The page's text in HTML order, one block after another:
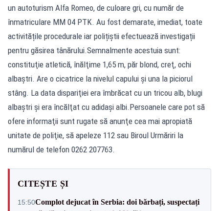
un autoturism Alfa Romeo, de culoare gri, cu număr de
înmatriculare MM 04 PTK. Au fost demarate, imediat, toate
activitățile procedurale iar polițiștii efectuează investigații
pentru găsirea tânărului.Semnalmente acestuia sunt:
constituţie atletică, înălţime 1,65 m, păr blond, creţ, ochi
albaştri. Are o cicatrice la nivelul capului şi una la piciorul
stâng. La data dispariţiei era îmbrăcat cu un tricou alb, blugi
albaştri şi era încălţat cu adidaşi albi.Persoanele care pot să
ofere informaţii sunt rugate să anunţe cea mai apropiată
unitate de poliţie, să apeleze 112 sau Biroul Urmăriri la
numărul de telefon 0262 207763.
CITEȘTE ȘI
15:50Complot dejucat în Serbia: doi bărbați, suspectați